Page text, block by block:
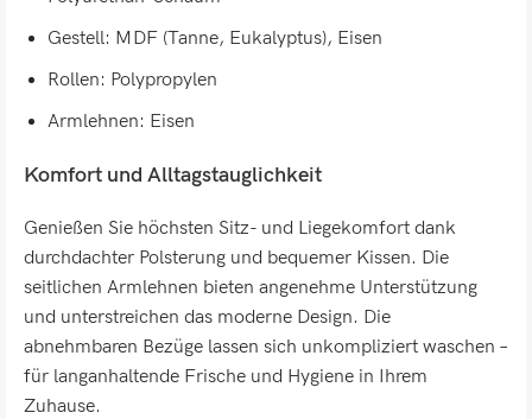
Gestell: MDF (Tanne, Eukalyptus), Eisen
Rollen: Polypropylen
Armlehnen: Eisen
Komfort und Alltagstauglichkeit
Genießen Sie höchsten Sitz- und Liegekomfort dank
durchdachter Polsterung und bequemer Kissen. Die
seitlichen Armlehnen bieten angenehme Unterstützung
und unterstreichen das moderne Design. Die
abnehmbaren Bezüge lassen sich unkompliziert waschen –
für langanhaltende Frische und Hygiene in Ihrem
Zuhause.